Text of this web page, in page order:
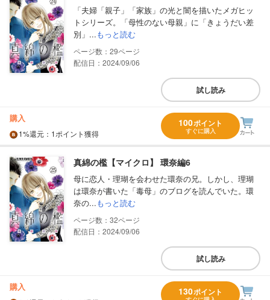
「夫婦「親子」「家族」の光と闇を描いたメガヒッ
トシリーズ。「母性のない母親」に「きょうだい差
別」...もっと読む
29
配信日：2024/09/06
試し読み
購入
1%還元 ：1ポイント獲得
100ポイント
すぐに購入
真綿の檻【マイクロ】 環奈編6
母に恋人・理瑚を会わせた環奈の兄。しかし、理瑚
は環奈が書いた「毒母」のブログを読んでいた。環
奈の...もっと読む
32
配信日：2024/09/06
試し読み
購入 130ポイント